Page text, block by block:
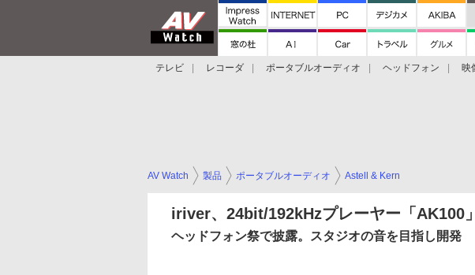
テレビ レコーダ ポータブルオーディオ ヘッドフォン 映
AV Watch 製品 ポータブルオーディオ Astell & Kern
iriver、24bit/192kHzプレーヤー「AK100
ヘッドフォン祭で披露。スタジオの音を目指し開発